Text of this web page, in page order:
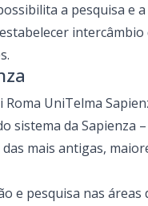
a pesquisa e
UniTelma
sistema da Sapienza
mais antigas,
e pesquisa nas